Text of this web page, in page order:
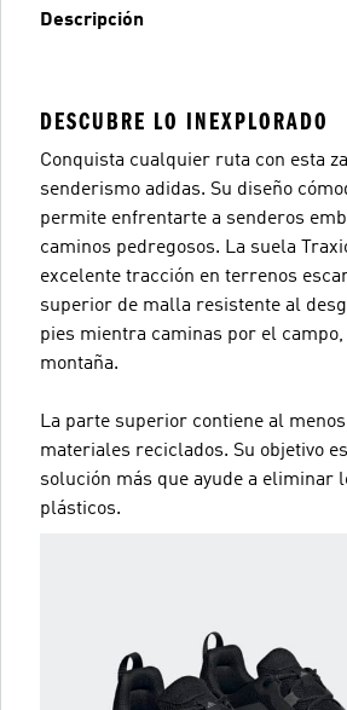
Descripción
DESCUBRE LO INEXPLORADO
Conquista cualquier ruta con esta
senderismo adidas. Su diseño
permite enfrentarte a senderos
caminos pedregosos. La suela
excelente tracción en terrenos
superior de malla resistente al
pies mientra caminas por el campo,
montaña.
La parte superior contiene al
materiales reciclados. Su objetivo
solución más que ayude a eliminar
plásticos.